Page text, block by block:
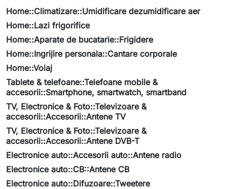
Home::Climatizare::Umidificare dezumidificare aer
Home::Lazi frigorifice
Home::Aparate de bucatarie::Frigidere
Home::Ingrijire personala::Cantare corporale
Home::Voiaj
Tablete & telefoane::Telefoane mobile &
accesorii::Smartphone, smartwatch, smartband
TV, Electronice & Foto::Televizoare &
accesorii::Accesorii::Antene TV
TV, Electronice & Foto::Televizoare &
accesorii::Accesorii::Antene DVB-T
Electronice auto::Accesorii auto::Antene radio
Electronice auto::CB::Antene CB
Electronice auto::Difuzoare::Tweetere